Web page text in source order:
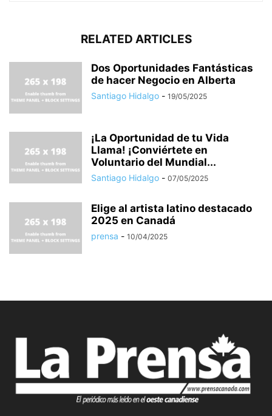
RELATED ARTICLES
Dos Oportunidades Fantásticas
de hacer Negocio en Alberta
Santiago Hidalgo - 19/05/2025
¡La Oportunidad de tu Vida
Llama! ¡Conviértete en
Voluntario del Mundial...
Santiago Hidalgo - 07/05/2025
Elige al artista latino destacado
2025 en Canadá
prensa - 10/04/2025